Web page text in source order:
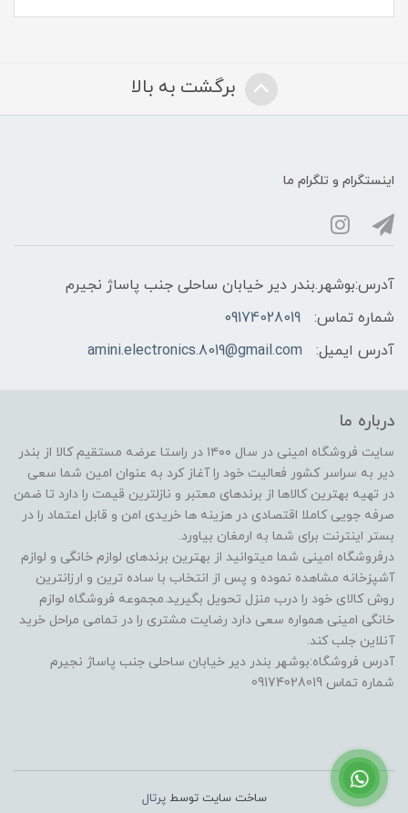
برگشت به بالا
اینستگرام و تلگرام ما
آدرس:بوشهر.بندر دیر خیابان ساحلی جنب پاساژ نجیرم
شماره تماس:
09174028019
آدرس ایمیل:
amini.electronics.8019@gmail.com
درباره ما
سایت فروشگاه امینی در سال ۱۴۰۰ در راستا عرضه مستقیم کالا از بندر
دیر به سراسر کشور فعالیت خود را آغاز کرد به عنوان امین شما سعی
در تهیه بهترین کالاها از برندهای معتبر و نازلترین قیمت را دارد تا ضمن
صرفه جویی کاملا اقتصادی در هزینه ها خریدی امن و قابل اعتماد را در
بستر اینترنت برای شما به ارمغان بیاورد.
درفروشگاه امینی شما میتوانید از بهترین برندهای لوازم خانگی و لوازم
آشپزخانه مشاهده نموده و پس از انتخاب با ساده ترین و ارزانترین
روش کالای خود را درب منزل تحویل بگیرید.مجموعه فروشگاه لوازم
خانگی امینی همواره سعی دارد رضایت مشتری را در تمامی مراحل خرید
آنلاین جلب کند.
آدرس فروشگاه:بوشهر بندر دیر خیابان ساحلی جنب پاساژ نجیرم
شماره تماس 09174028019
ساخت سایت توسطپرتال